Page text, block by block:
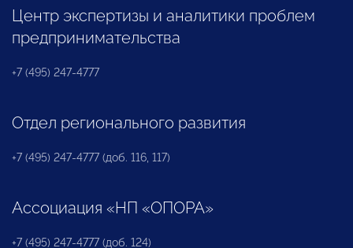
Центр экспертизы и аналитики проблем
предпринимательства
+7 (495) 247-4777
Отдел регионального развития
+7 (495) 247-4777 (доб. 116, 117)
Ассоциация «НП «ОПОРА»
+7 (495) 247-4777 (доб. 124)